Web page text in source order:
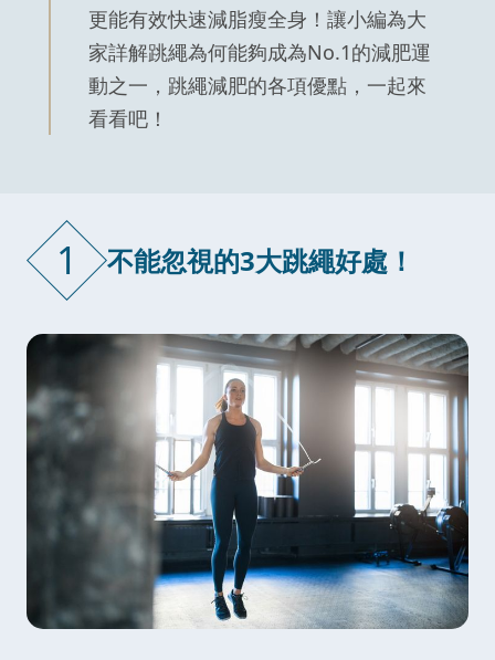
更能有效快速減脂瘦全身！讓小編為大
家詳解跳繩為何能夠成為No.1的減肥運
動之一，跳繩減肥的各項優點，一起來
看看吧！
1 不能忽視的3大跳繩好處！